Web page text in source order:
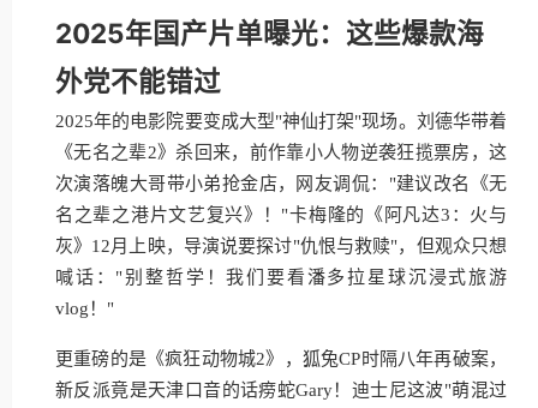
2025年国产片单曝光：这些爆款海
外党不能错过
2025年的电影院要变成大型"神仙打架"现场。刘德华带着
《无名之辈2》杀回来，前作靠小人物逆袭狂揽票房，这
次演落魄大哥带小弟抢金店，网友调侃："建议改名《无
名之辈之港片文艺复兴》！"卡梅隆的《阿凡达3：火与
灰》12月上映，导演说要探讨"仇恨与救赎"，但观众只想
喊话："别整哲学！我们要看潘多拉星球沉浸式旅游
vlog！"
更重磅的是《疯狂动物城2》，狐兔CP时隔八年再破案，
新反派竟是天津口音的话痨蛇Gary！迪士尼这波"萌混过